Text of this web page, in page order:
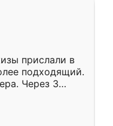
прислали в
подходящий.
Через 3
Остались
Ренессанс